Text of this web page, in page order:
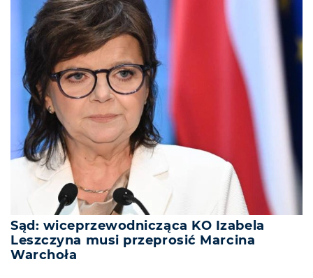
Sąd: wiceprzewodnicząca KO Izabela
Leszczyna musi przeprosić Marcina
Warchoła